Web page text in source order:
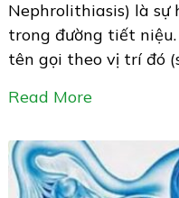
Nephrolithiasis) là sự
trong đường tiết
tên gọi theo vị trí đó
Read More